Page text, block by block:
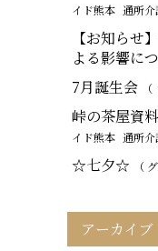
イド熊本 通所介
【お知らせ
よる影響に
7月誕生会
峠の茶屋資
イド熊本 通所介
☆七夕☆ （
アーカイブ